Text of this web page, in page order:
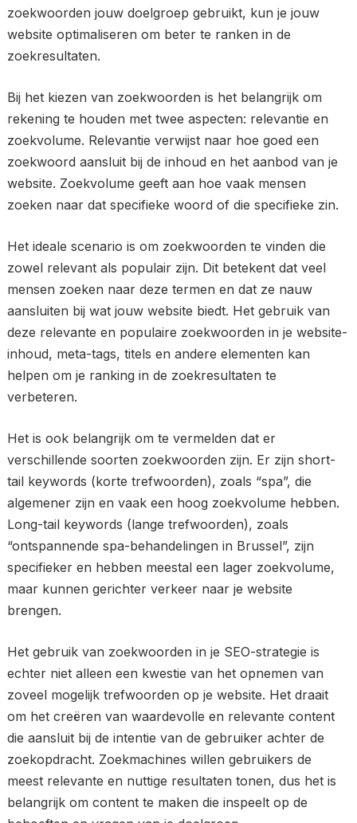
zoekwoorden jouw doelgroep gebruikt, kun je jouw
website optimaliseren om beter te ranken in de
zoekresultaten.
Bij het kiezen van zoekwoorden is het belangrijk om
rekening te houden met twee aspecten: relevantie en
zoekvolume. Relevantie verwijst naar hoe goed een
zoekwoord aansluit bij de inhoud en het aanbod van je
website. Zoekvolume geeft aan hoe vaak mensen
zoeken naar dat specifieke woord of die specifieke zin.
Het ideale scenario is om zoekwoorden te vinden die
zowel relevant als populair zijn. Dit betekent dat veel
mensen zoeken naar deze termen en dat ze nauw
aansluiten bij wat jouw website biedt. Het gebruik van
deze relevante en populaire zoekwoorden in je website-
inhoud, meta-tags, titels en andere elementen kan
helpen om je ranking in de zoekresultaten te
verbeteren.
Het is ook belangrijk om te vermelden dat er
verschillende soorten zoekwoorden zijn. Er zijn short-
tail keywords (korte trefwoorden), zoals “spa”, die
algemener zijn en vaak een hoog zoekvolume hebben.
Long-tail keywords (lange trefwoorden), zoals
“ontspannende spa-behandelingen in Brussel”, zijn
specifieker en hebben meestal een lager zoekvolume,
maar kunnen gerichter verkeer naar je website
brengen.
Het gebruik van zoekwoorden in je SEO-strategie is
echter niet alleen een kwestie van het opnemen van
zoveel mogelijk trefwoorden op je website. Het draait
om het creëren van waardevolle en relevante content
die aansluit bij de intentie van de gebruiker achter de
zoekopdracht. Zoekmachines willen gebruikers de
meest relevante en nuttige resultaten tonen, dus het is
belangrijk om content te maken die inspeelt op de